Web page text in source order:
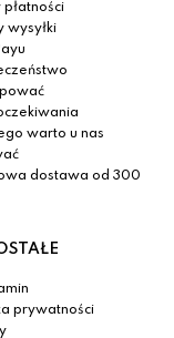
płatności
wysyłki
warto u nas
dostawa od 300
prywatności